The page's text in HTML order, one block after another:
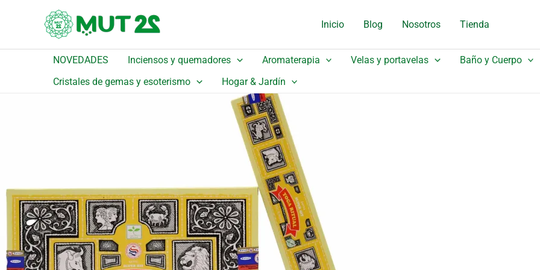
Inicio Blog Nosotros Tienda
NOVEDADES Inciensos y quemadores Aromaterapia Velas y portavelas Baño y Cuerpo
Cristales de gemas y esoterismo
Hogar & Jardín
Catálogo
Ritual de Yoga Super Hit
original
El
precio
actual
era:
2,15 €.
es:
1,94 €.